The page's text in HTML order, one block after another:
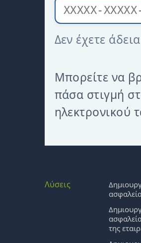
Δεν έχετε
Μπορείτε να
πάσα στιγμή
ηλεκτρονικού
Λύσεις
της